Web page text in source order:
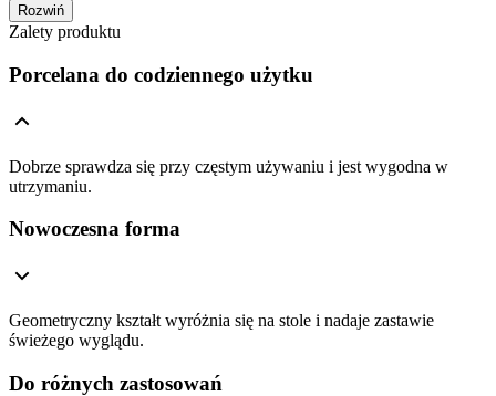
Rozwiń
Zalety produktu
Porcelana do codziennego użytku
Dobrze sprawdza się przy częstym używaniu i jest wygodna w
utrzymaniu.
Nowoczesna forma
Geometryczny kształt wyróżnia się na stole i nadaje zastawie
świeżego wyglądu.
Do różnych zastosowań